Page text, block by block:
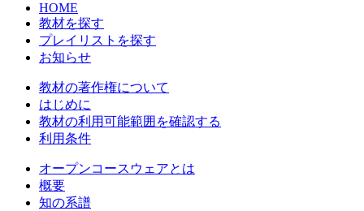
HOME
教材を探す
プレイリストを探す
お知らせ
教材の著作権について
はじめに
教材の利用可能範囲を確認する
利用条件
オープンコースウェアとは
概要
知の系譜